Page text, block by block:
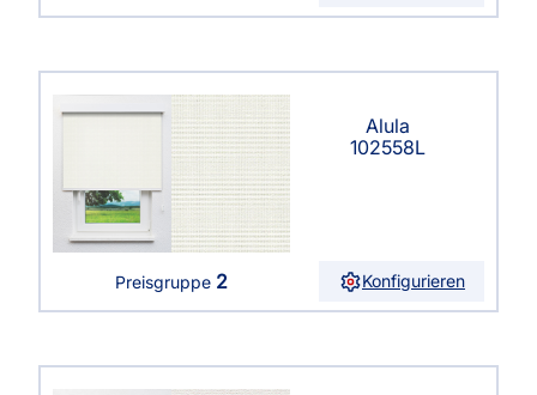
Alula
102558L
Preisgruppe 2 Konfigurieren